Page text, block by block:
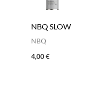
NBQ SLOW
NBQ
4,00€